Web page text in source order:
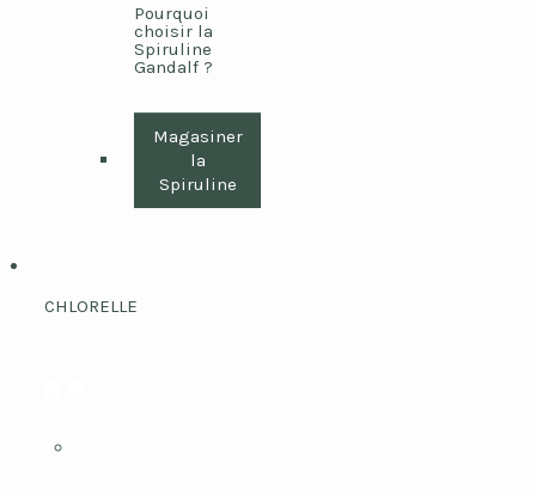
Pourquoi
choisir la
Spiruline
Gandalf ?
Magasiner
la
Spiruline
CHLORELLE